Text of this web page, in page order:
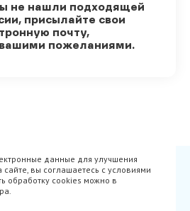
не нашли подходящей
присылайте свои
почту,
вашими пожеланиями.
Вакансии
данные для улучшения
сайте, вы соглашаетесь с условиями
обработку cookies можно в